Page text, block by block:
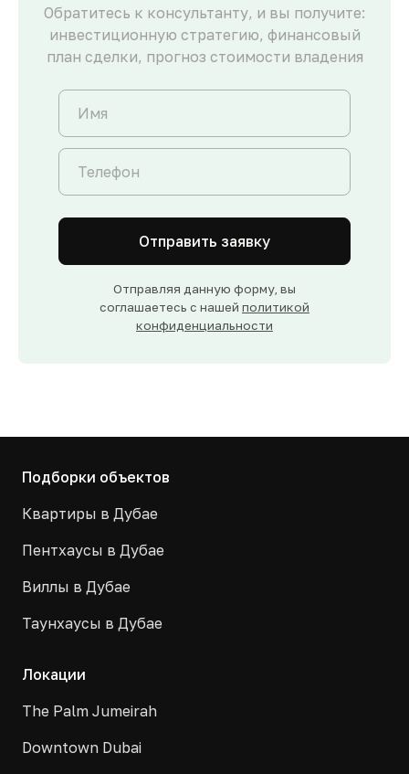
Обратитесь к консультанту, и вы получите:
инвестиционную стратегию, финансовый
план сделки, прогноз стоимости владения
Отправить заявку
Отправляя данную форму, вы
соглашаетесь с нашей политикой
конфиденциальности
Подборки объектов
Квартиры в Дубае
Пентхаусы в Дубае
Виллы в Дубае
Таунхаусы в Дубае
Локации
The Palm Jumeirah
Downtown Dubai